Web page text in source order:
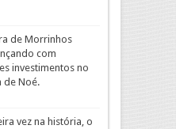
de Morrinhos
com
investimentos no
de Noé.
vez na história, o